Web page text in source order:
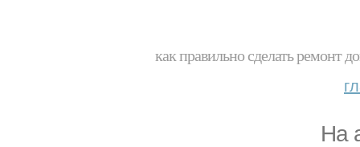
как правильно сделать ремонт
На